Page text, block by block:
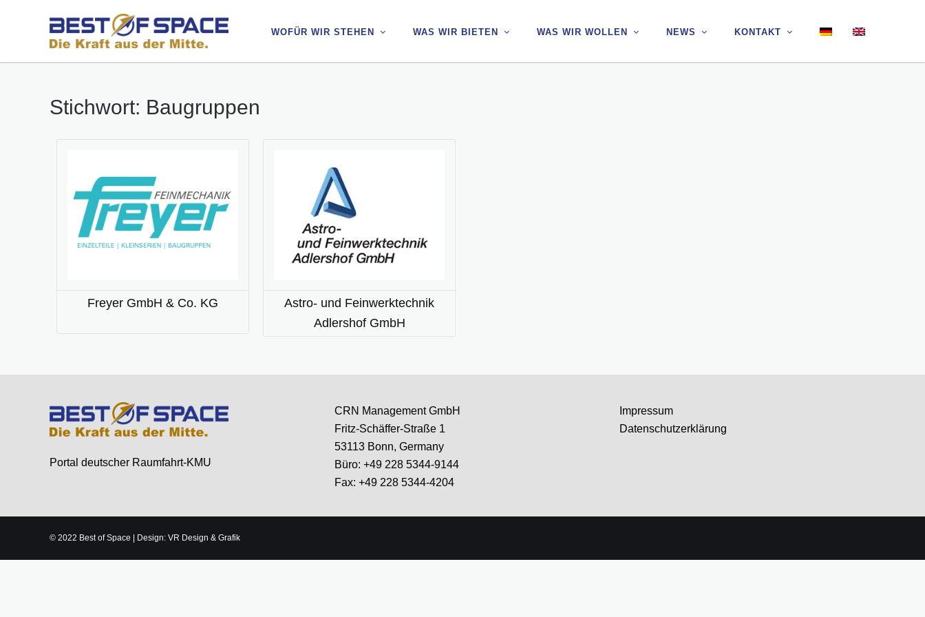
WOFÜR WIR STEHEN WAS WIR BIETEN WAS WIR WOLLEN NEWS KONTAKT
WOFÜR WIR STEHEN WAS WIR BIETEN WAS WIR WOLLEN NEWS KONTAKT
Stichwort: Baugruppen
Freyer GmbH & Co. KG
Astro- und Feinwerktechnik
Adlershof GmbH
Portal deutscher Raumfahrt-KMU
CRN Management GmbH
Fritz-Schäffer-Straße 1
53113 Bonn, Germany
Büro: +49 228 5344-9144
Fax: +49 228 5344-4204
Impressum
Datenschutzerklärung
© 2022 Best of Space | Design: VR Design & Grafik